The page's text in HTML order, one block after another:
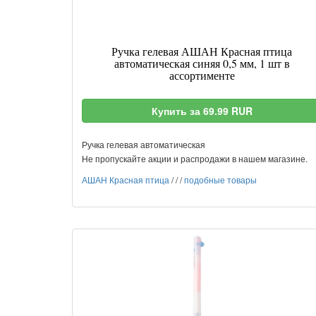
Ручка гелевая АШАН Красная птица
автоматическая синяя 0,5 мм, 1 шт в
ассортименте
Купить за 69.99 RUR
Ручка гелевая автоматическая
Не пропускайте акции и распродажи в нашем магазине.
АШАН Красная птица ///подобные товары